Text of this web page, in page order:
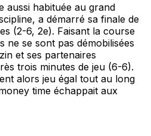
aussi habituée au grand
a démarré sa finale de
(2-6, 2e). Faisant la course
ne se sont pas démobilisées
et ses partenaires
trois minutes de jeu (6-6).
alors jeu égal tout au long
time échappait aux